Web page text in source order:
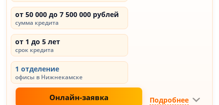
от 50 000 до 7 500 000 рублей
сумма кредита
от 1 до 5 лет
срок кредита
1 отделение
офисы в Нижнекамске
Онлайн-заявка Подробнее